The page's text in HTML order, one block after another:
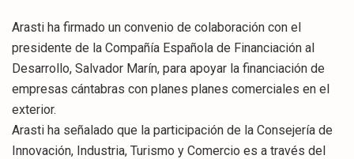
Arasti ha firmado un convenio de colaboración con el
presidente de la Compañía Española de Financiación al
Desarrollo, Salvador Marín, para apoyar la financiación de
empresas cántabras con planes planes comerciales en el
exterior.
Arasti ha señalado que la participación de la Consejería de
Innovación, Industria, Turismo y Comercio es a través del